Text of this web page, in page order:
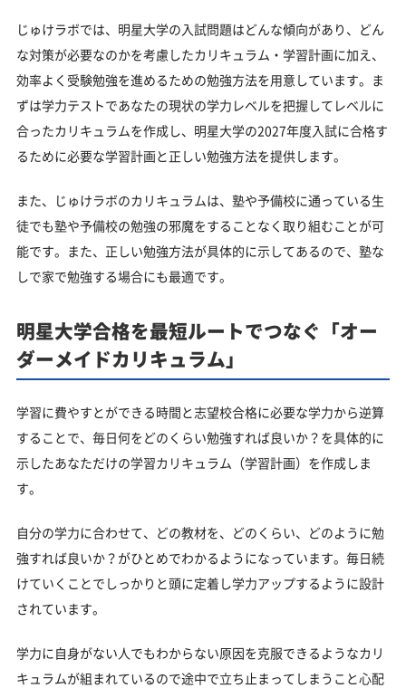
じゅけラボでは、明星大学の入試問題はどんな傾向があり、どん
な対策が必要なのかを考慮したカリキュラム・学習計画に加え、
効率よく受験勉強を進めるための勉強方法を用意しています。ま
ずは学力テストであなたの現状の学力レベルを把握してレベルに
合ったカリキュラムを作成し、明星大学の2027年度入試に合格す
るために必要な学習計画と正しい勉強方法を提供します。
また、じゅけラボのカリキュラムは、塾や予備校に通っている生
徒でも塾や予備校の勉強の邪魔をすることなく取り組むことが可
能です。また、正しい勉強方法が具体的に示してあるので、塾な
しで家で勉強する場合にも最適です。
明星大学合格を最短ルートでつなぐ「オー
ダーメイドカリキュラム」
学習に費やすとができる時間と志望校合格に必要な学力から逆算
することで、毎日何をどのくらい勉強すれば良いか？を具体的に
示したあなただけの学習カリキュラム（学習計画）を作成しま
す。
自分の学力に合わせて、どの教材を、どのくらい、どのように勉
強すれば良いか？がひとめでわかるようになっています。毎日続
けていくことでしっかりと頭に定着し学力アップするように設計
されています。
学力に自身がない人でもわからない原因を克服できるようなカリ
キュラムが組まれているので途中で立ち止まってしまうこと心配